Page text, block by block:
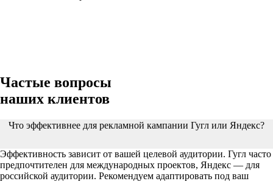
Частые вопросы
наших клиентов
Что эффективнее для рекламной кампании Гугл или Яндекс?
Эффективность зависит от вашей целевой аудитории. Гугл часто
предпочтителен для международных проектов, Яндекс — для
российской аудитории. Рекомендуем адаптировать под ваш